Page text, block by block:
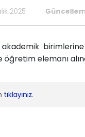
2025
elemanı
tıklayınız.